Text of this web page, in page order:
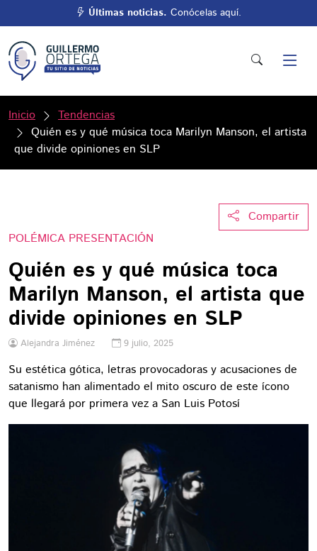
Últimas noticias. Conócelas aquí.
Inicio
Tendencias
Quién es y qué música toca Marilyn Manson, el artista
que divide opiniones en SLP
Compartir
POLÉMICA PRESENTACIÓN
Quién es y qué música toca
Marilyn Manson, el artista que
divide opiniones en SLP
Alejandra Jiménez 9 julio, 2025
Su estética gótica, letras provocadoras y acusaciones de
satanismo han alimentado el mito oscuro de este ícono
que llegará por primera vez a San Luis Potosí